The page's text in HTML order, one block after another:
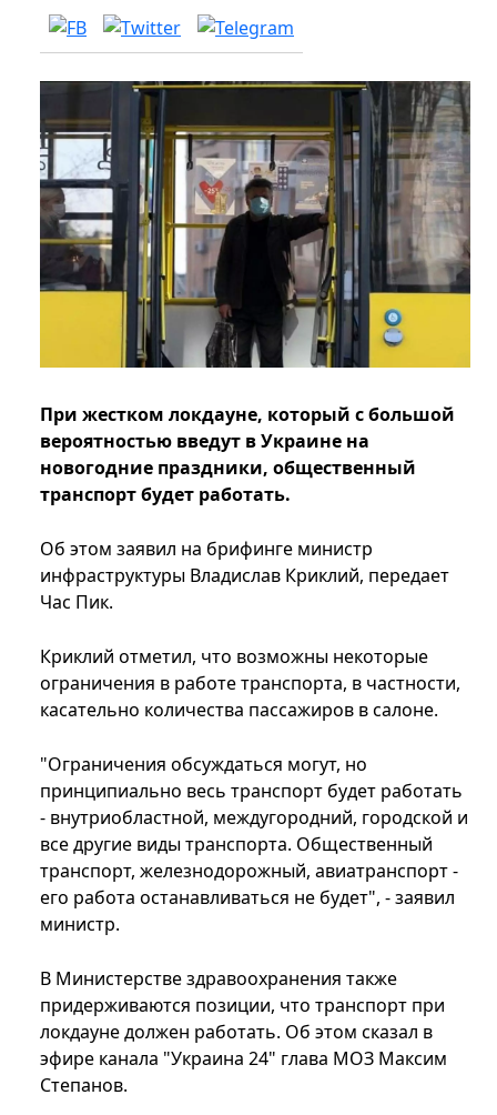
При жестком локдауне, который с большой
вероятностью введут в Украине на
новогодние праздники, общественный
транспорт будет работать.
Об этом заявил на брифинге министр
инфраструктуры Владислав Криклий, передает
Час Пик.
Криклий отметил, что возможны некоторые
ограничения в работе транспорта, в частности,
касательно количества пассажиров в салоне.
"Ограничения обсуждаться могут, но
принципиально весь транспорт будет работать
- внутриобластной, междугородний, городской и
все другие виды транспорта. Общественный
транспорт, железнодорожный, авиатранспорт -
его работа останавливаться не будет", - заявил
министр.
В Министерстве здравоохранения также
придерживаются позиции, что транспорт при
локдауне должен работать. Об этом сказал в
эфире канала "Украина 24" глава МОЗ Максим
Степанов.